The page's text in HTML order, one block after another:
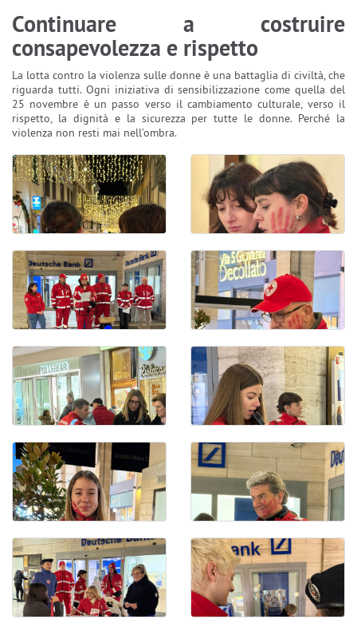
Continuare a costruire
consapevolezza e rispetto
La lotta contro la violenza sulle donne è una battaglia di civiltà, che
riguarda tutti. Ogni iniziativa di sensibilizzazione come quella del
25 novembre è un passo verso il cambiamento culturale, verso il
rispetto, la dignità e la sicurezza per tutte le donne. Perché la
violenza non resti mai nell’ombra.